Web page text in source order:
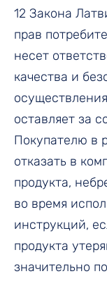
12 Закона
прав
несет
качества и
оставляет за
Покупателю в
отказать в
продукта,
во время
инструкций,
продукта
значительно